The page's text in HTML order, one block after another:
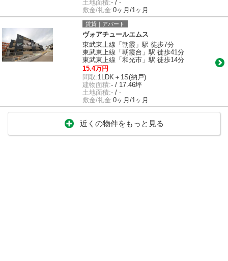
土地面積:- / -
敷金/礼金:0ヶ月/1ヶ月
賃貸｜アパート
ヴォアチュールエムス
東武東上線「朝霞」駅 徒歩7分
東武東上線「朝霞台」駅 徒歩41分
東武東上線「和光市」駅 徒歩14分
15.4万円
間取:1LDK＋1S(納戸)
建物面積:- / 17.46坪
土地面積:- / -
敷金/礼金:0ヶ月/1ヶ月
近くの物件をもっと見る